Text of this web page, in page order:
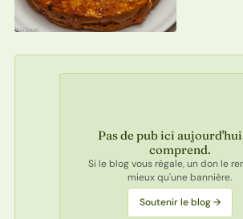
Pas de pub ici
comprend.
Si le blog vous régale, un don le
mieux qu'une bannière.
Soutenir le blog →